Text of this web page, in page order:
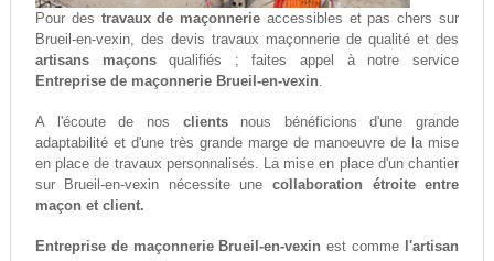
Pour des travaux de maçonnerie accessibles et pas chers sur
Brueil-en-vexin, des devis travaux maçonnerie de qualité et des
artisans maçonsqualifiés ; faites appel à notre service
Entreprise de maçonnerie Brueil-en-vexin.
A l'écoute de nos clientsnous bénéficions d'une grande
adaptabilité et d'une très grande marge de manoeuvre de la mise
en place de travaux personnalisés. La mise en place d'un chantier
sur Brueil-en-vexin nécessite unecollaboration étroite entre
maçon et client.
Entreprise de maçonnerie Brueil-en-vexin est comme l'artisan